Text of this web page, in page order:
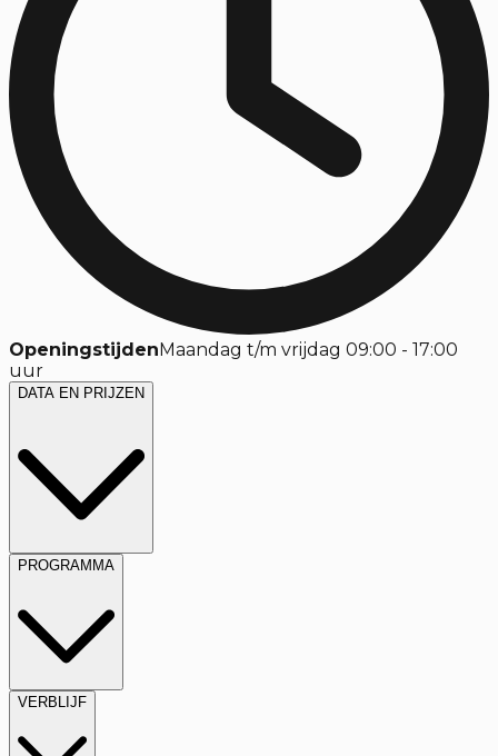
Openingstijden Maandag t/m vrijdag 09:00 - 17:00
uur
DATA EN PRIJZEN
PROGRAMMA
VERBLIJF